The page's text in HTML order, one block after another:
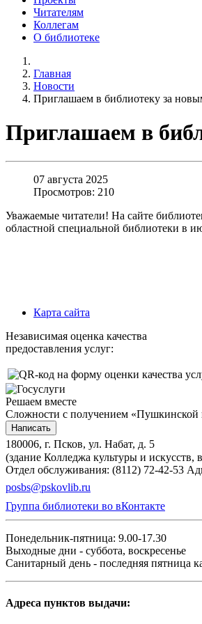
Читателям
Коллегам
О библиотеке
Главная
Новости
Приглашаем в библиотеку за
Приглашаем в
07 августа 2025
Просмотров: 210
Уважаемые читатели! На сайте
областной специальной библиотеки в
Карта сайта
Независимая оценка качества
предоставления услуг:
Решаем вместе
Сложности с получением «Пушкинской
Написать
180006, г. Псков, ул. Набат, д. 5
(здание Колледжа культуры и искусств,
Отдел обслуживания: (8112) 72-42-53
posbs@pskovlib.ru
Группа библиотеки во вКонтакте
Понедельник-пятница: 9.00-17.30
Выходные дни - суббота, воскресенье
Санитарный день - последняя пятница
Адреса пунктов выдачи: